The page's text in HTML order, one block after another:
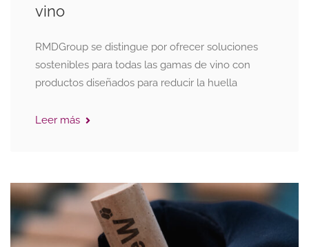
vino
RMDGroup se distingue por ofrecer soluciones
sostenibles para todas las gamas de vino con
productos diseñados para reducir la huella
Leer más